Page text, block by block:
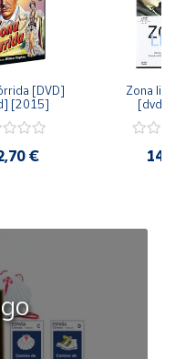
[DVD]
[2015]
€
Zona
[dvd]